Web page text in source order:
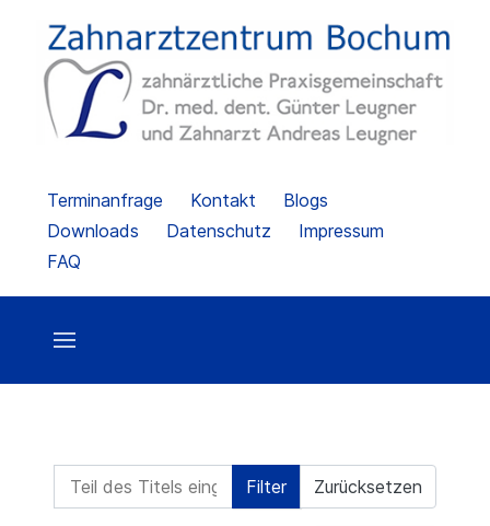
Terminanfrage Kontakt
Blogs
Downloads
Datenschutz
Impressum
FAQ
Teil des Titels eingeben Filter Zurücksetzen